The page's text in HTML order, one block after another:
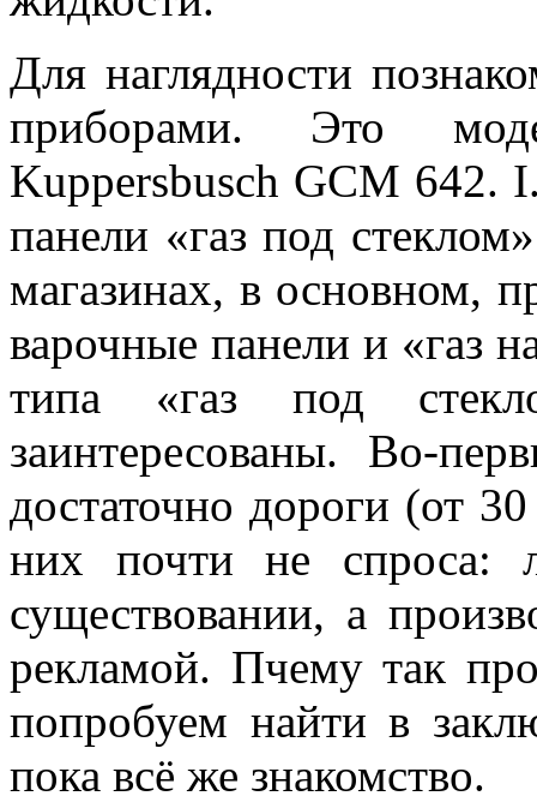
Для наглядности
приборами. Это
Kuppersbusch GCM 642.
панели «газ под
магазинах, в основном,
варочные панели и «газ
типа «газ под
заинтересованы. Во-
достаточно дороги (от
них почти не спроса:
существовании, а
рекламой. Пчему так
попробуем найти в
пока всё же знакомство.